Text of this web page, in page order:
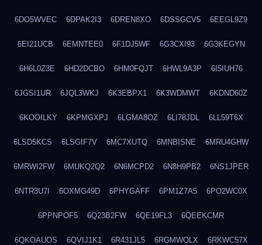
6DO5WVEC 6DPAK2I3 6DREN8XO 6DSSGCV5 6EEGL9Z9
6EI21UCB 6EMNTEE0 6F1DJ5WF 6G3CXI93 6G3KEGYN
6H6L0Z3E 6HD2DCBO 6HM0FQJT 6HWL9A3P 6I5IUH76
6JGSI1UR 6JQL3WKJ 6K3EBPX1 6K3WDMWT 6KDND60Z
6KOOILKY 6KPMGXPJ 6LGMA8OZ 6LI78JDL 6LL59T6X
6LSD5KCS 6LSGIF7V 6MC7XUTQ 6MNBISNE 6MRU4GHW
6MRWI2FW 6MUKQ2Q2 6N6MCPD2 6N8H9PB2 6NS1JPER
6NTR3U7I 6OXMG49D 6PHYGAFF 6PM1Z7A5 6PO2WC0X
6PPNPOF5 6Q23B2FW 6QE19FL3 6QEEKCMR
6QKOAUOS 6QVIJ1K1 6R431JL5 6RGMWOLX 6RKWC57X